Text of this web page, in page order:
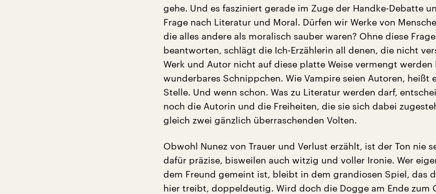
gehe. Und es fasziniert gerade im Zuge der Handke-Debatte
Frage nach Literatur und Moral. Dürfen wir Werke von
die alles andere als moralisch sauber waren? Ohne diese
beantworten, schlägt die Ich-Erzählerin all denen, die nicht
Werk und Autor nicht auf diese platte Weise vermengt werden
wunderbares Schnippchen. Wie Vampire seien Autoren, heißt
Stelle. Und wenn schon. Was zu Literatur werden darf,
noch die Autorin und die Freiheiten, die sie sich dabei
gleich zwei gänzlich überraschenden Volten.
Obwohl Nunez von Trauer und Verlust erzählt, ist der Ton nie
dafür präzise, bisweilen auch witzig und voller Ironie. Wer
dem Freund gemeint ist, bleibt in dem grandiosen Spiel, das
hier treibt, doppeldeutig. Wird doch die Dogge am Ende zum